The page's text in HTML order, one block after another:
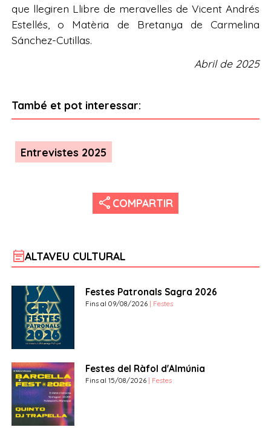
que llegiren Llibre de meravelles de Vicent Andrés
Estellés, o Matèria de Bretanya de Carmelina
Sánchez-Cutillas.
Abril de 2025
També et pot interessar:
Entrevistes 2025
share COMPARTIR
event_noteALTAVEU CULTURAL
Festes Patronals Sagra 2026
Fins al 09/08/2026 | Festes
Festes del Ràfol d'Almúnia
Fins al 15/08/2026 | Festes